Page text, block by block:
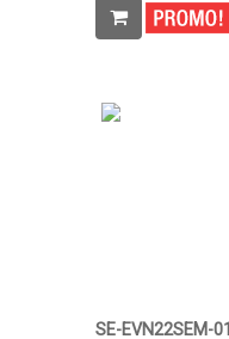
SE-EVN22SEM-01